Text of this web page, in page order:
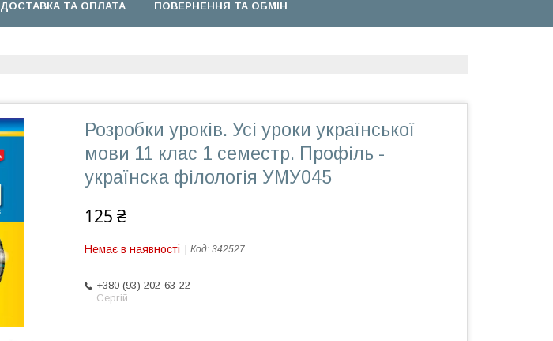
ДОСТАВКА ТА ОПЛАТА ПОВЕРНЕННЯ ТА ОБМІН
Розробки уроків. Усі уроки української
мови 11 клас 1 семестр. Профіль -
українска філологія УМУ045
125 ₴
Немає в наявності Код: 342527
+380 (93) 202-63-22
Сергій